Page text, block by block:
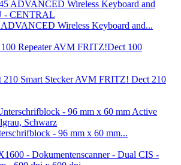
Wireless Keyboard and...
AVM FRITZ!Dect 100
AVM FRITZ! Dect 210
- 96 mm x 60 mm...